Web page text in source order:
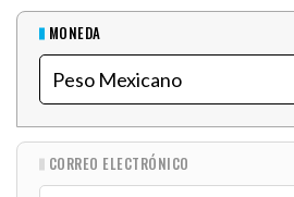
MONEDA
CORREO ELECTRÓNICO